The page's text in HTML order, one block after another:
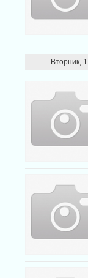
Вторник,